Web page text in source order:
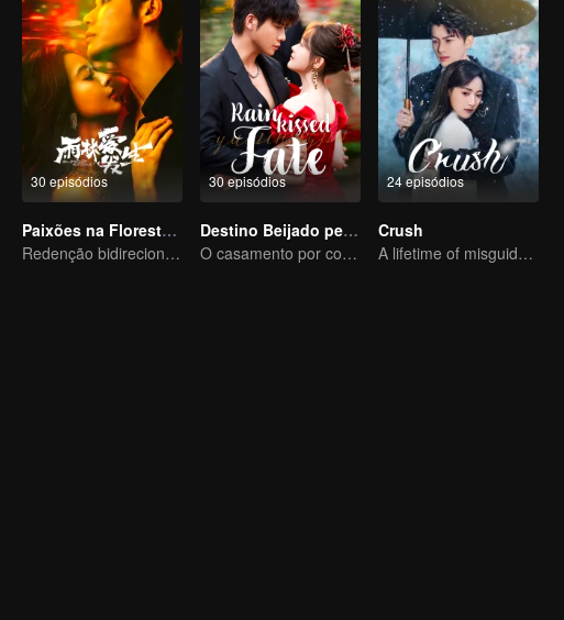
30 episódios
Paixões na Floresta Tropical
Redenção bidirecional para o homem rico fugitivo e o assassino violento
30 episódios
Destino Beijado pela Chuva
O casamento por contrato de Dai Gaozheng e Chen Fangtong toma um rumo romântico inesperado!
24 episódios
Crush
A lifetime of misguided love entangled by fate